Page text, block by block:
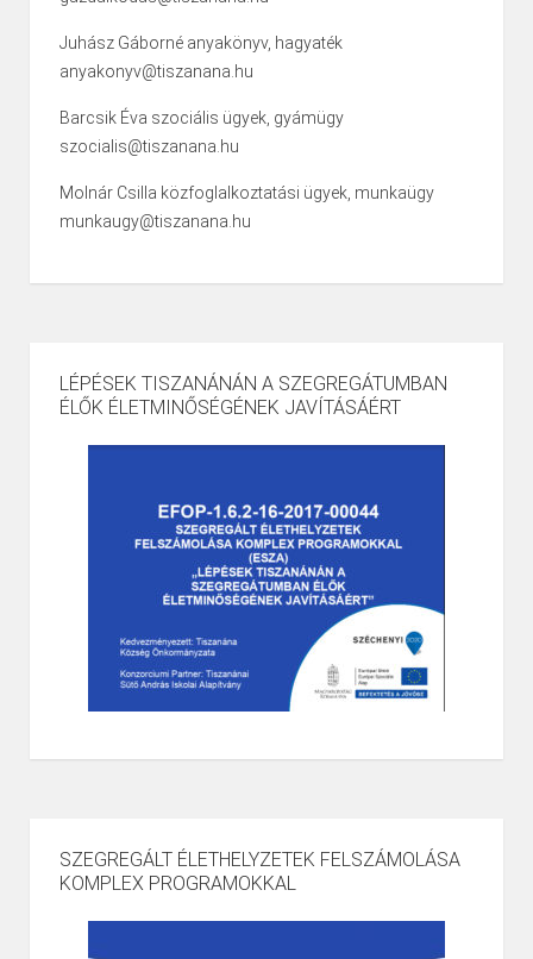
Juhász Gáborné anyakönyv, hagyaték
anyakonyv@tiszanana.hu
Barcsik Éva szociális ügyek, gyámügy
szocialis@tiszanana.hu
Molnár Csilla közfoglalkoztatási ügyek, munkaügy
munkaugy@tiszanana.hu
LÉPÉSEK TISZANÁNÁN A SZEGREGÁTUMBAN
ÉLŐK ÉLETMINŐSÉGÉNEK JAVÍTÁSÁÉRT
SZEGREGÁLT ÉLETHELYZETEK FELSZÁMOLÁSA
KOMPLEX PROGRAMOKKAL